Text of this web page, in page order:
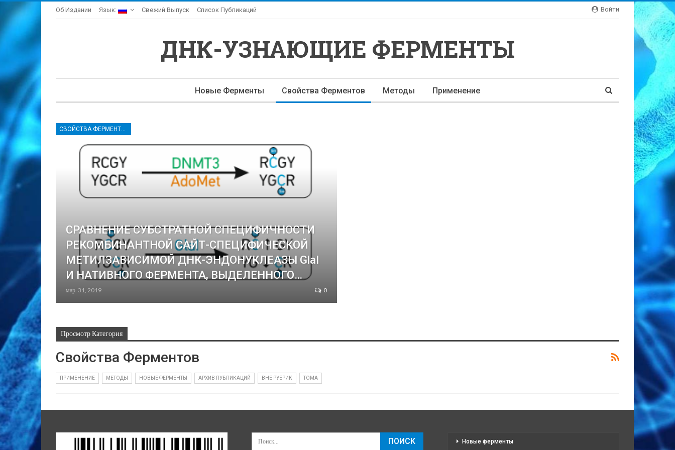
Войти
Об Издании Язык: Свежий Выпуск Список Публикаций
ДНК-УЗНАЮЩИЕ ФЕРМЕНТЫ
Новые Ферменты Свойства Ферментов Методы Применение
СВОЙСТВА ФЕРМЕНТОВ
СРАВНЕНИЕ СУБСТРАТНОЙ СПЕЦИФИЧНОСТИ
РЕКОМБИНАНТНОЙ САЙТ-СПЕЦИФИЧЕСКОЙ
МЕТИЛЗАВИСИМОЙ ДНК-ЭНДОНУКЛЕАЗЫ GlaI
И НАТИВНОГО ФЕРМЕНТА, ВЫДЕЛЕННОГО…
мар. 31, 2019 0
Просмотр Категория
Свойства Ферментов
ПРИМЕНЕНИЕ МЕТОДЫ НОВЫЕ ФЕРМЕНТЫ АРХИВ ПУБЛИКАЦИЙ ВНЕ РУБРИК ТОМА
Новые ферменты